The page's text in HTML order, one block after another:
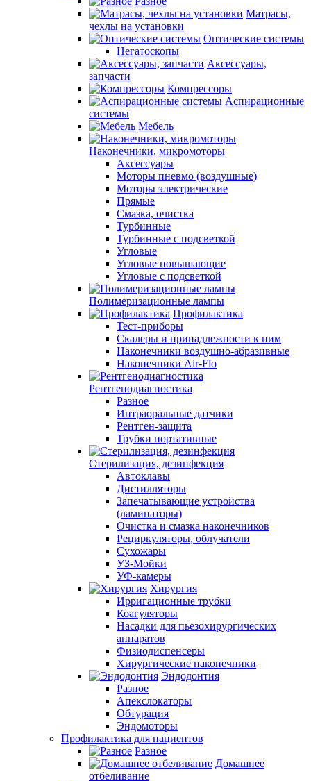
Матрасы,
чехлы на установки
Оптические системы
Негатоскопы
Аксессуары,
запчасти
Компрессоры
Аспирационные
системы
Мебель
Наконечники, микромоторы
Аксессуары
Моторы пневмо (воздушные)
Моторы электрические
Прямые
Смазка, очистка
Турбинные
Турбинные с подсветкой
Угловые
Угловые повышающие
Угловые с подсветкой
Полимеризационные лампы
Профилактика
Тест-приборы
Скалеры и принадлежности к ним
Наконечники воздушно-абразивные
Наконечники Air-Flo
Рентгенодиагностика
Разное
Интраоральные датчики
Рентген-защита
Трубки портативные
Стерилизация, дезинфекция
Автоклавы
Дистилляторы
Запечатывающие устройства
(ламинаторы)
Очистка и смазка наконечников
Рециркуляторы, облучатели
Сухожары
УЗ-Мойки
УФ-камеры
Хирургия
Ирригационные трубки
Коагуляторы
Насадки для пьезохирургических
аппаратов
Физиодиспенсеры
Хирургические наконечники
Эндодонтия
Разное
Апекслокаторы
Обтурация
Эндомоторы
Профилактика для пациентов
Разное
Домашнее
отбеливание